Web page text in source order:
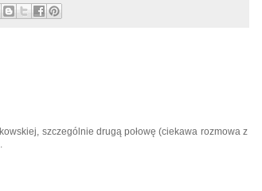
szczególnie drugą połowę (ciekawa rozmowa z